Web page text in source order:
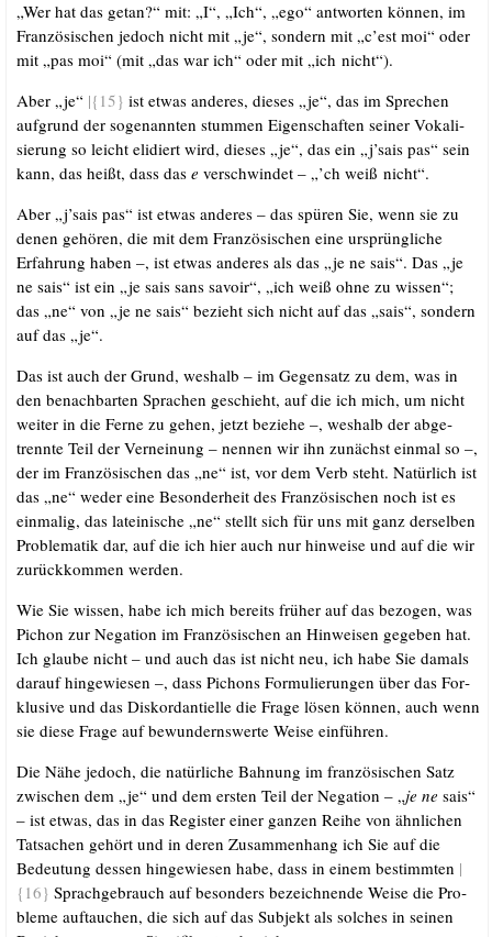
„Wer hat das getan?“ mit: „I“, „Ich“, „ego“ ant­wor­ten kön­nen, im
Fran­zö­si­schen jedoch nicht mit „je“, son­dern mit „c’est moi“ oder
mit „pas moi“ (mit „das war ich“ oder mit „ich nicht“).
Aber „je“ |{15} ist etwas ande­res, die­ses „je“, das im Spre­chen
auf­grund der soge­nann­ten stum­men Eigen­schaf­ten sei­ner Voka­li­
sie­rung so leicht eli­diert wird, die­ses „je“, das ein „j’sais pas“ sein
kann, das heißt, dass das e ver­schwin­det – „’ch weiß nicht“.
Aber „j’sais pas“ ist etwas ande­res – das spü­ren Sie, wenn sie zu
denen gehö­ren, die mit dem Fran­zö­si­schen eine ursprüng­li­che
Erfah­rung haben –, ist etwas ande­res als das „je ne sais“. Das „je
ne sais“ ist ein „je sais sans savoir“, „ich weiß ohne zu wis­sen“;
das „ne“ von „je ne sais“ bezieht sich nicht auf das „sais“, son­dern
auf das „je“.
Das ist auch der Grund, wes­halb – im Gegen­satz zu dem, was in
den benach­bar­ten Spra­chen geschieht, auf die ich mich, um nicht
wei­ter in die Fer­ne zu gehen, jetzt bezie­he –, wes­halb der abge­
trenn­te Teil der Ver­nei­nung – nen­nen wir ihn zunächst ein­mal so –,
der im Fran­zö­si­schen das „ne“ ist, vor dem Verb steht. Natür­lich ist
das „ne“ weder eine Beson­der­heit des Fran­zö­si­schen noch ist es
ein­ma­lig, das latei­ni­sche „ne“ stellt sich für uns mit ganz der­sel­ben
Pro­ble­ma­tik dar, auf die ich hier auch nur hin­wei­se und auf die wir
zurück­kom­men werden.
Wie Sie wis­sen, habe ich mich bereits frü­her auf das bezo­gen, was
Pich­on zur Nega­ti­on im Fran­zö­si­schen an Hin­wei­sen gege­ben hat.
Ich glau­be nicht – und auch das ist nicht neu, ich habe Sie damals
dar­auf hin­ge­wie­sen –, dass Pich­ons For­mu­lie­run­gen über das For­
klu­si­ve und das Dis­kor­d­an­ti­el­le die Fra­ge lösen kön­nen, auch wenn
sie die­se Fra­ge auf bewun­derns­wer­te Wei­se einführen.
Die Nähe jedoch, die natür­li­che Bah­nung im fran­zö­si­schen Satz
zwi­schen dem „je“ und dem ers­ten Teil der Nega­ti­on – „je ne sais“
– ist etwas, das in das Regis­ter einer gan­zen Rei­he von ähn­li­chen
Tat­sa­chen gehört und in deren Zusam­men­hang ich Sie auf die
Bedeu­tung des­sen hin­ge­wie­sen habe, dass in einem bestimm­ten |
{16} Sprach­ge­brauch auf beson­ders bezeich­nen­de Wei­se die Pro­
ble­me auf­tau­chen, die sich auf das Sub­jekt als sol­ches in sei­nen